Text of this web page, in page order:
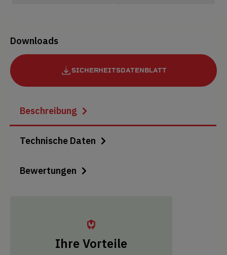
Downloads
SICHERHEITSDATENBLATT
Beschreibung
Technische Daten
Bewertungen
Ihre Vorteile